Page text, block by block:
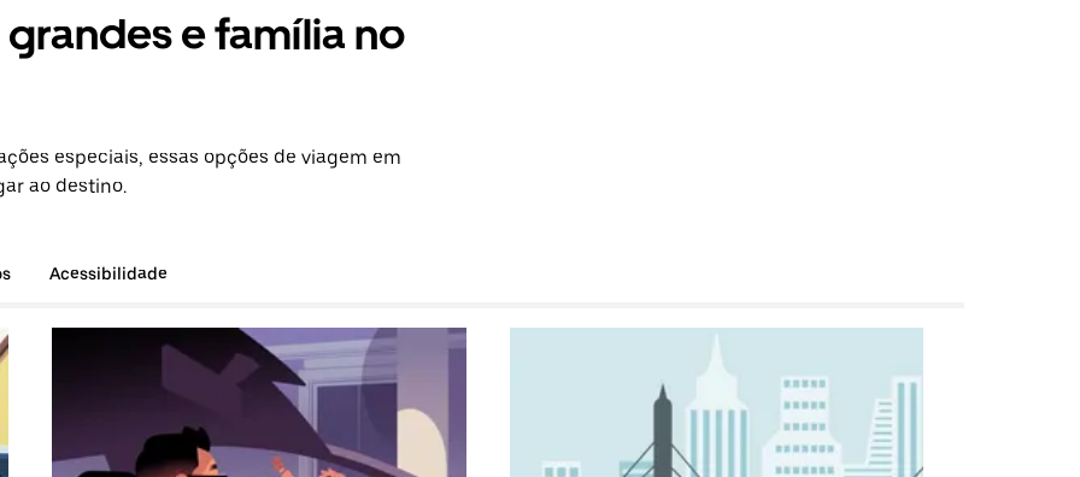
e família no
especiais, essas opções de viagem em
ao destino.
Acessibilidade